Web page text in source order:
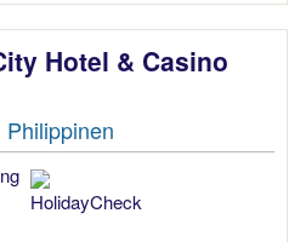
Hotel & Casino